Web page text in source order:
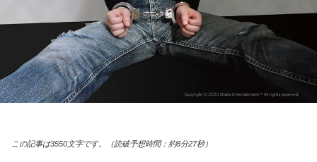
この記事は3550文字です。（読破予想時間：約8分27秒）